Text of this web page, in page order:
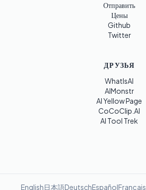
Отправить
Цены
Github
Twitter
ДРУЗЬЯ
WhatIsAI
AIMonstr
AI Yellow Page
CoCoClip.AI
AI Tool Trek
English日本語DeutschEspañolFrançais